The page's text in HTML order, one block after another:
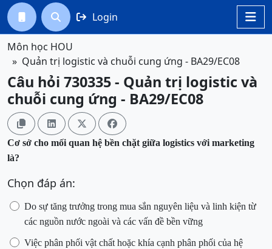

  Login
Môn học HOU
Quản trị logistic và chuỗi cung ứng - BA29/EC08
Câu hỏi 730335 - Quản trị logistic và
chuỗi cung ứng - BA29/EC08
   
Cơ sở cho mối quan hệ bền chặt giữa logistics với marketing
là?
Chọn đáp án:
Do sự tăng trưởng trong mua sắn nguyên liệu và linh kiện từ
các nguồn nước ngoài và các vấn đề bền vững
Việc phân phối vật chất hoặc khía cạnh phân phối của hệ